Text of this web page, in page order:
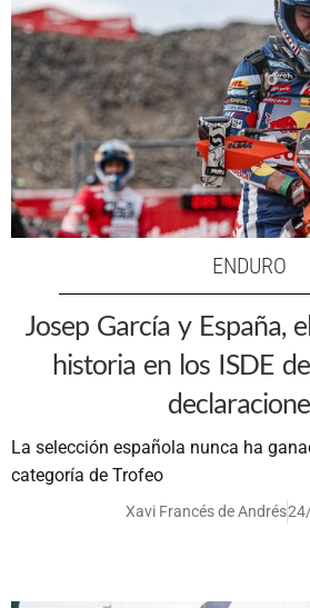
ENDURO
Josep García y España,
historia en los ISDE
La selección española nunca ha
categoría de Trofeo
Xavi Francés de Andrés